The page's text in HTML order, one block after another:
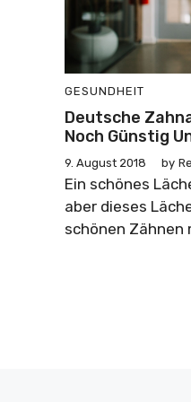
GESUNDHEIT
Deutsche
Noch Günstig
9. August 2018 by
Ein schönes
aber dieses
schönen Zähnen